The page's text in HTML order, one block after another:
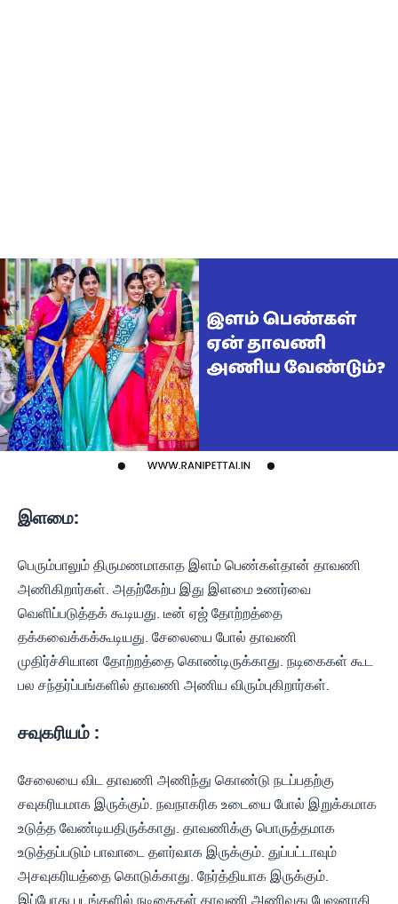
இளமை:
பெரும்பாலும் திருமணமாகாத இளம் பெண்கள்தான் தாவணி
அணிகிறார்கள். அதற்கேற்ப இது இளமை உணர்வை
வெளிப்படுத்தக் கூடியது. டீன் ஏஜ் தோற்றத்தை
தக்கவைக்கக்கூடியது. சேலையை போல் தாவணி
முதிர்ச்சியான தோற்றத்தை கொண்டிருக்காது. நடிகைகள் கூட
பல சந்தர்ப்பங்களில் தாவணி அணிய விரும்புகிறார்கள்.
சவுகரியம் :
சேலையை விட தாவணி அணிந்து கொண்டு நடப்பதற்கு
சவுகரியமாக இருக்கும். நவநாகரிக உடையை போல் இறுக்கமாக
உடுத்த வேண்டியதிருக்காது. தாவணிக்கு பொருத்தமாக
உடுத்தப்படும் பாவாடை தளர்வாக இருக்கும். துப்பட்டாவும்
அசவுகரியத்தை கொடுக்காது. நேர்த்தியாக இருக்கும்.
இப்போது படங்களில் நடிகைகள் தாவணி அணிவது பேஷனாகி